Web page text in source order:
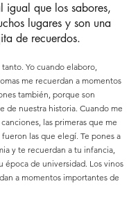
igual que los sabores,
lugares y son una
de recuerdos.
Yo cuando elaboro,
me recuerdan a momentos
también, porque son
de nuestra historia. Cuando me
las primeras que me
las que elegí. Te pones a
y te recuerdan a tu infancia,
época de universidad. Los vinos
a momentos importantes de